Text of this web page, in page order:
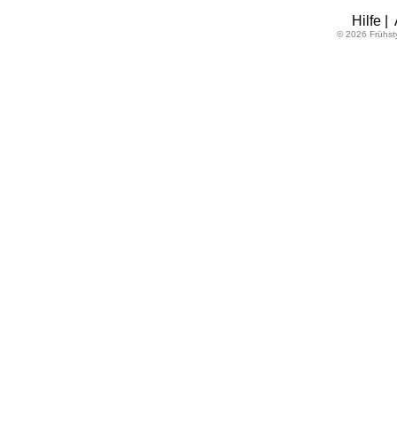
Hilfe|
© 2026